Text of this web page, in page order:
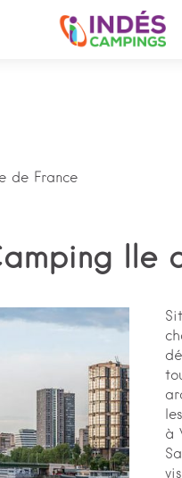
de France
Ile
à